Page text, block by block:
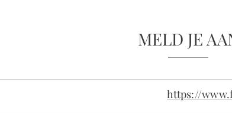
MELD JE
https://